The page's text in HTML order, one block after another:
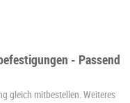
- Passend
gleich mitbestellen. Weiteres